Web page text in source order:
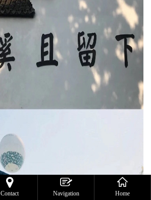
Contact

Navigation

Home